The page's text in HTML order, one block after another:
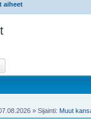
aiheet
» Sijainti: Muut